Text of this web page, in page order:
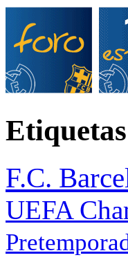
Etiquetas
F.C.
UEFA